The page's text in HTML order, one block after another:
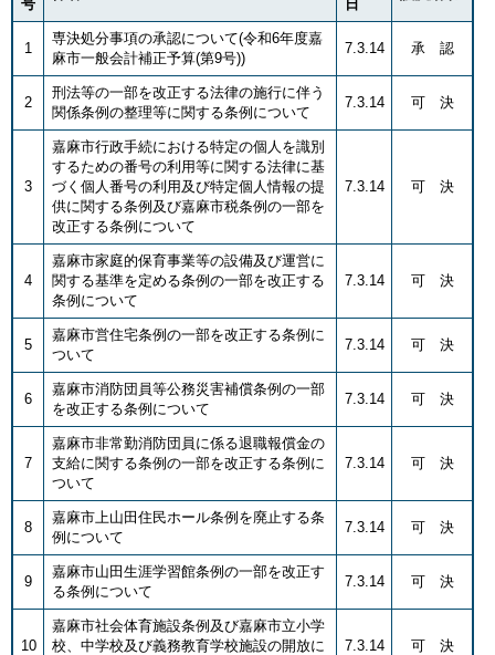
号
日
1
専決処分事項の承認について(令和6年度嘉
麻市一般会計補正予算(第9号))
7.3.14 承 認
2
刑法等の一部を改正する法律の施行に伴う
関係条例の整理等に関する条例について
7.3.14 可 決
3
嘉麻市行政手続における特定の個人を識別
するための番号の利用等に関する法律に基
づく個人番号の利用及び特定個人情報の提
供に関する条例及び嘉麻市税条例の一部を
改正する条例について
7.3.14 可 決
4
嘉麻市家庭的保育事業等の設備及び運営に
関する基準を定める条例の一部を改正する
条例について
7.3.14 可 決
5
嘉麻市営住宅条例の一部を改正する条例に
ついて
7.3.14 可 決
6
嘉麻市消防団員等公務災害補償条例の一部
を改正する条例について
7.3.14 可 決
7
嘉麻市非常勤消防団員に係る退職報償金の
支給に関する条例の一部を改正する条例に
ついて
7.3.14 可 決
8
嘉麻市上山田住民ホール条例を廃止する条
例について
7.3.14 可 決
9
​​嘉麻市山田生涯学習館条例の一部を改正す
る条例について
7.3.14 可 決
10
嘉麻市社会体育施設条例及び嘉麻市立小学
校、中学校及び義務教育学校施設の開放に
7.3.14 可 決